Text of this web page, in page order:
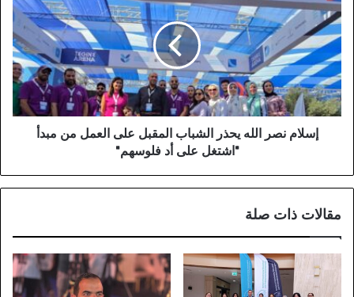
إسلام نصر الله يحذر الشباب المقبل على العمل من مبدأ
"اشتغل على أد فلوسهم"
مقالات ذات صلة